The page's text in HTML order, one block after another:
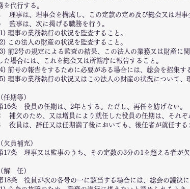
を代行する。
理事は、理事会を構成し、この定款の定め及び総会又は理事
監事は、次に掲げる職務を行う。
理事の業務執行の状況を監査すること。
この法人の財産の状況を監査すること。
前2号の規定による監査の結果、この法人の業務又は財産に
た場合には、これを総会又は所轄庁に報告すること。
前号の報告をするために必要がある場合には、総会を招集す
理事の業務執行の状況又はこの法人の財産の状況について、
（任期等）
16条 役員の任期は、2年とする。ただし、再任を妨げない。
補欠のため、又は増員により就任した役員の任期は、それぞ
役員は、辞任又は任期満了後においても、後任者が就任する
（欠員補充）
17条 理事又は監事のうち、その定数の3分の1を超える者が
（解 任）
18条 役員が次の各号の一に該当する場合には、総会の議決に